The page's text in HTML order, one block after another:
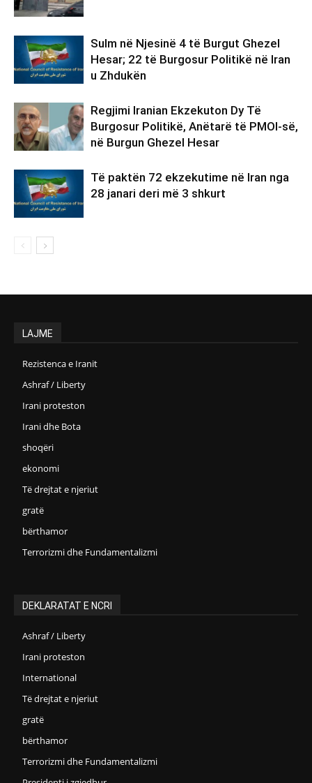
Sulm në Njesinë 4 të Burgut Ghezel
Hesar; 22 të Burgosur Politikë në Iran
u Zhdukën
Regjimi Iranian Ekzekuton Dy Të
Burgosur Politikë, Anëtarë të PMOI-së,
në Burgun Ghezel Hesar
Të paktën 72 ekzekutime në Iran nga
28 janari deri më 3 shkurt
LAJME
Rezistenca e Iranit
Ashraf / Liberty
Irani proteston
Irani dhe Bota
shoqëri
ekonomi
Të drejtat e njeriut
gratë
bërthamor
Terrorizmi dhe Fundamentalizmi
DEKLARATAT E NCRI
Ashraf / Liberty
Irani proteston
International
Të drejtat e njeriut
gratë
bërthamor
Terrorizmi dhe Fundamentalizmi